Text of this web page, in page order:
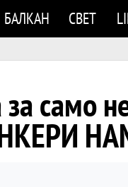
БАЛКАН СВЕТ
само